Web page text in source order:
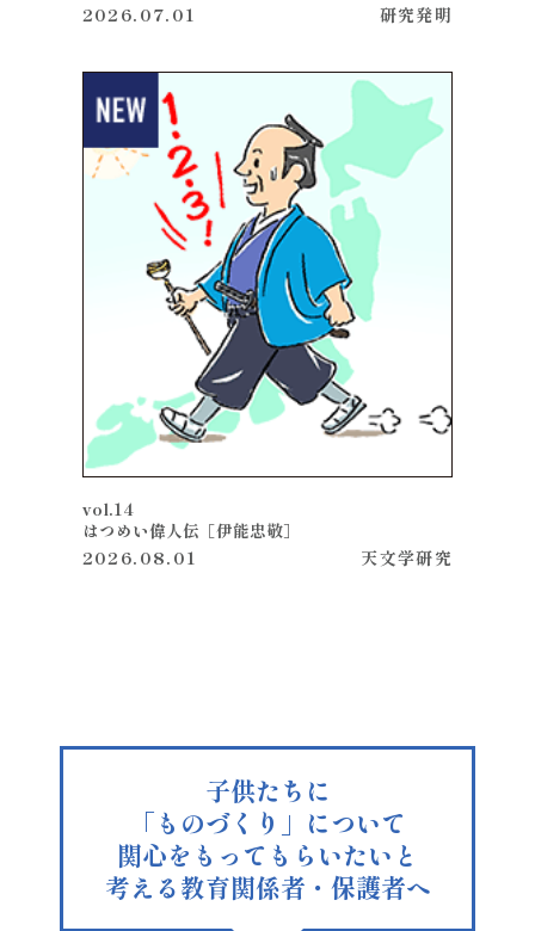
2026.07.01
研究発明
vol.14
はつめい偉人伝［伊能忠敬］
2026.08.01
天文学研究
子供たちに
「ものづくり」について
関心を もってもらいたいと
考える教育関係者・ 保護者へ